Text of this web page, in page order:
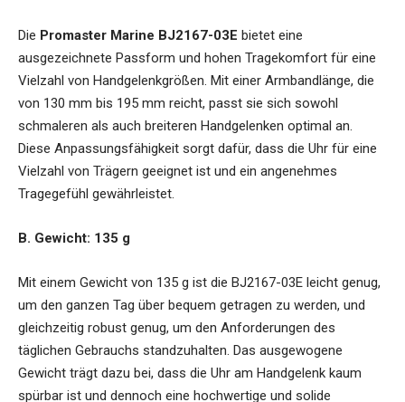
Die Promaster Marine BJ2167-03E bietet eine
ausgezeichnete Passform und hohen Tragekomfort für eine
Vielzahl von Handgelenkgrößen. Mit einer Armbandlänge, die
von 130 mm bis 195 mm reicht, passt sie sich sowohl
schmaleren als auch breiteren Handgelenken optimal an.
Diese Anpassungsfähigkeit sorgt dafür, dass die Uhr für eine
Vielzahl von Trägern geeignet ist und ein angenehmes
Tragegefühl gewährleistet.
B. Gewicht: 135 g
Mit einem Gewicht von 135 g ist die BJ2167-03E leicht genug,
um den ganzen Tag über bequem getragen zu werden, und
gleichzeitig robust genug, um den Anforderungen des
täglichen Gebrauchs standzuhalten. Das ausgewogene
Gewicht trägt dazu bei, dass die Uhr am Handgelenk kaum
spürbar ist und dennoch eine hochwertige und solide